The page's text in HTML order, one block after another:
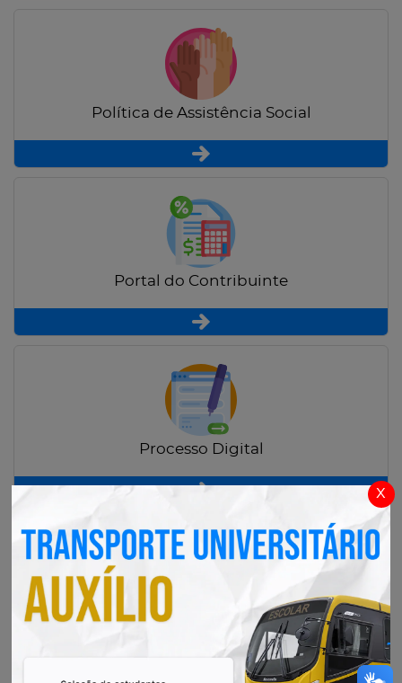
x
Política de Assistência Social
Portal do Contribuinte
Processo Digital
Radar Transparência Pública